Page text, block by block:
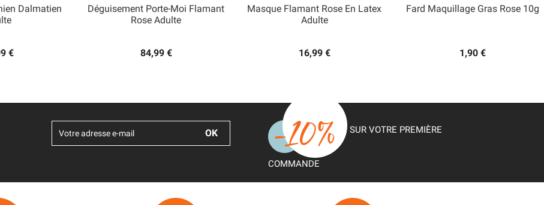
Dalmatien
€
rapide
Déguisement Porte-Moi Flamant
Rose Adulte
84,99 €
Aperçu rapide
Masque Flamant Rose En Latex
Adulte
16,99 €
Aperçu rapide
Fard Maquillage Gras Rose 10g
1,90 €
SUR VOTRE PREMIÈRE
COMMANDE